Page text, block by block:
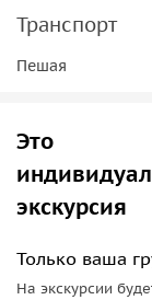
вашими
Транспорт
Пешая
Это
экскурсия
Только ваша
На экскурсии